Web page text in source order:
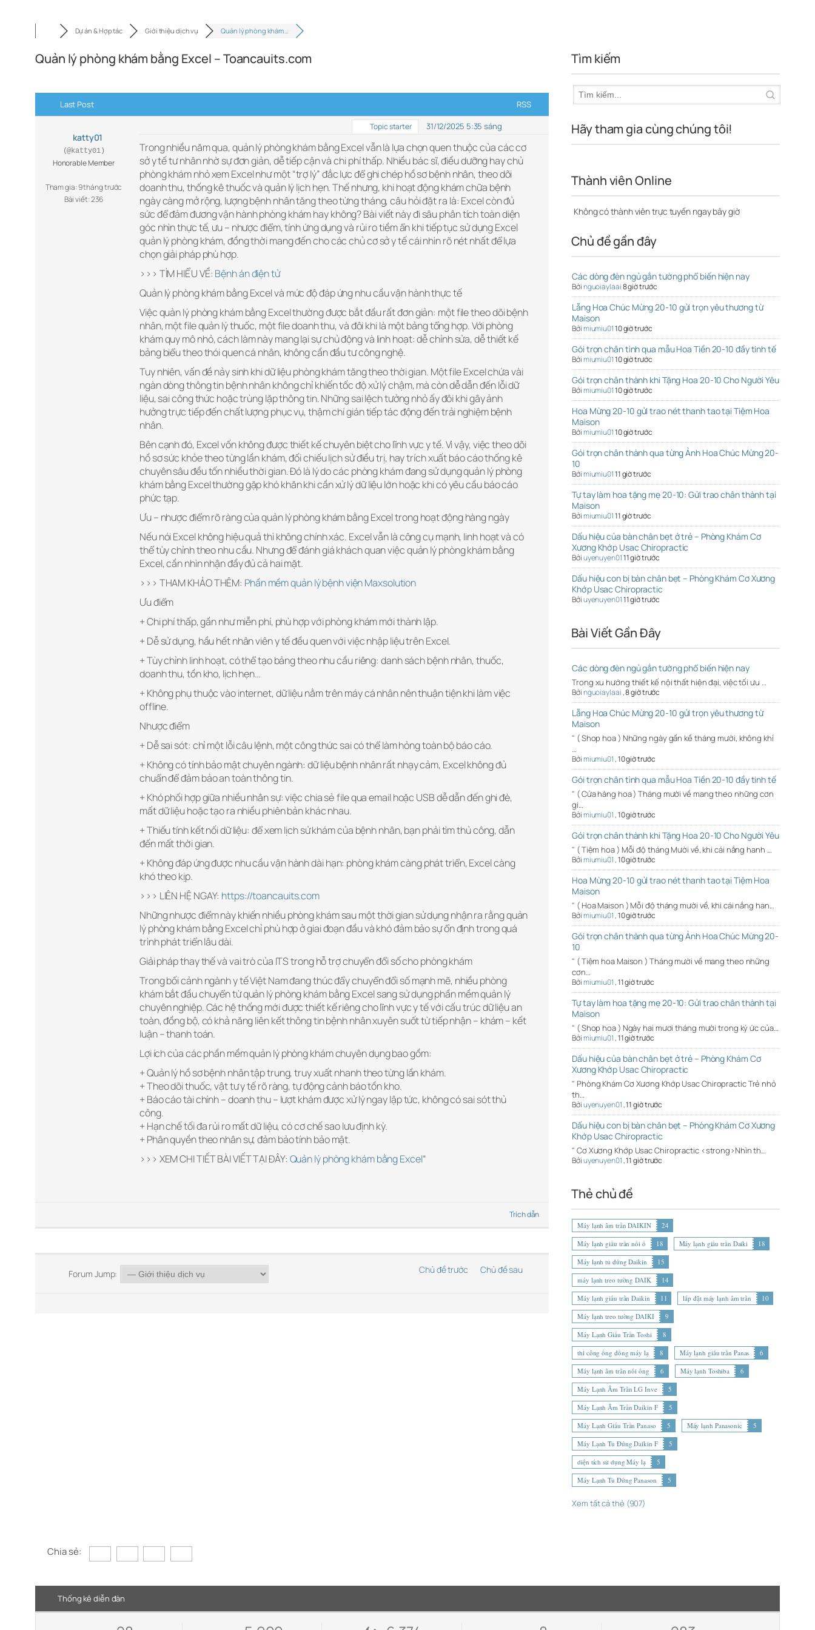
Dự án & Hợp tác Giới thiệu dịch vụ Quản lý phòng khám …
Quản lý phòng khám bằng Excel – Toancauits.com
Last Post RSS
katty01
(@katty01)
Honorable Member
Tham gia: 9 tháng trước
Bài viết: 236
Topic starter 31/12/2025 5:35 sáng
Trong nhiều năm qua, quản lý phòng khám bằng Excel vẫn là lựa chọn quen thuộc của các cơ
sở y tế tư nhân nhờ sự đơn giản, dễ tiếp cận và chi phí thấp. Nhiều bác sĩ, điều dưỡng hay chủ
phòng khám nhỏ xem Excel như một “trợ lý” đắc lực để ghi chép hồ sơ bệnh nhân, theo dõi
doanh thu, thống kê thuốc và quản lý lịch hẹn. Thế nhưng, khi hoạt động khám chữa bệnh
ngày càng mở rộng, lượng bệnh nhân tăng theo từng tháng, câu hỏi đặt ra là: Excel còn đủ
sức để đảm đương vận hành phòng khám hay không? Bài viết này đi sâu phân tích toàn diện
góc nhìn thực tế, ưu – nhược điểm, tính ứng dụng và rủi ro tiềm ẩn khi tiếp tục sử dụng Excel
quản lý phòng khám, đồng thời mang đến cho các chủ cơ sở y tế cái nhìn rõ nét nhất để lựa
chọn giải pháp phù hợp.
>>> TÌM HIỂU VỀ: Bệnh án điện tử
Quản lý phòng khám bằng Excel và mức độ đáp ứng nhu cầu vận hành thực tế
Việc quản lý phòng khám bằng Excel thường được bắt đầu rất đơn giản: một file theo dõi bệnh
nhân, một file quản lý thuốc, một file doanh thu, và đôi khi là một bảng tổng hợp. Với phòng
khám quy mô nhỏ, cách làm này mang lại sự chủ động và linh hoạt: dễ chỉnh sửa, dễ thiết kế
bảng biểu theo thói quen cá nhân, không cần đầu tư công nghệ.
Tuy nhiên, vấn đề nảy sinh khi dữ liệu phòng khám tăng theo thời gian. Một file Excel chứa vài
ngàn dòng thông tin bệnh nhân không chỉ khiến tốc độ xử lý chậm, mà còn dễ dẫn đến lỗi dữ
liệu, sai công thức hoặc trùng lặp thông tin. Những sai lệch tưởng nhỏ ấy đôi khi gây ảnh
hưởng trực tiếp đến chất lượng phục vụ, thậm chí gián tiếp tác động đến trải nghiệm bệnh
nhân.
Bên cạnh đó, Excel vốn không được thiết kế chuyên biệt cho lĩnh vực y tế. Vì vậy, việc theo dõi
hồ sơ sức khỏe theo từng lần khám, đối chiếu lịch sử điều trị, hay trích xuất báo cáo thống kê
chuyên sâu đều tốn nhiều thời gian. Đó là lý do các phòng khám đang sử dụng quản lý phòng
khám bằng Excel thường gặp khó khăn khi cần xử lý dữ liệu lớn hoặc khi có yêu cầu báo cáo
phức tạp.
Ưu – nhược điểm rõ ràng của quản lý phòng khám bằng Excel trong hoạt động hàng ngày
Nếu nói Excel không hiệu quả thì không chính xác. Excel vẫn là công cụ mạnh, linh hoạt và có
thể tùy chỉnh theo nhu cầu. Nhưng để đánh giá khách quan việc quản lý phòng khám bằng
Excel, cần nhìn nhận đầy đủ cả hai mặt.
>>> THAM KHẢO THÊM: Phần mềm quản lý bệnh viện Maxsolution
Ưu điểm
+ Chi phí thấp, gần như miễn phí, phù hợp với phòng khám mới thành lập.
+ Dễ sử dụng, hầu hết nhân viên y tế đều quen với việc nhập liệu trên Excel.
+ Tùy chỉnh linh hoạt, có thể tạo bảng theo nhu cầu riêng: danh sách bệnh nhân, thuốc,
doanh thu, tồn kho, lịch hẹn…
+ Không phụ thuộc vào internet, dữ liệu nằm trên máy cá nhân nên thuận tiện khi làm việc
offline.
Nhược điểm
+ Dễ sai sót: chỉ một lỗi câu lệnh, một công thức sai có thể làm hỏng toàn bộ báo cáo.
+ Không có tính bảo mật chuyên ngành: dữ liệu bệnh nhân rất nhạy cảm, Excel không đủ
chuẩn để đảm bảo an toàn thông tin.
+ Khó phối hợp giữa nhiều nhân sự: việc chia sẻ file qua email hoặc USB dễ dẫn đến ghi đè,
mất dữ liệu hoặc tạo ra nhiều phiên bản khác nhau.
+ Thiếu tính kết nối dữ liệu: để xem lịch sử khám của bệnh nhân, bạn phải tìm thủ công, dẫn
đến mất thời gian.
+ Không đáp ứng được nhu cầu vận hành dài hạn: phòng khám càng phát triển, Excel càng
khó theo kịp.
>>> LIÊN HỆ NGAY: https://toancauits.com
Những nhược điểm này khiến nhiều phòng khám sau một thời gian sử dụng nhận ra rằng quản
lý phòng khám bằng Excel chỉ phù hợp ở giai đoạn đầu và khó đảm bảo sự ổn định trong quá
trình phát triển lâu dài.
Giải pháp thay thế và vai trò của ITS trong hỗ trợ chuyển đổi số cho phòng khám
Trong bối cảnh ngành y tế Việt Nam đang thúc đẩy chuyển đổi số mạnh mẽ, nhiều phòng
khám bắt đầu chuyển từ quản lý phòng khám bằng Excel sang sử dụng phần mềm quản lý
chuyên nghiệp. Các hệ thống mới được thiết kế riêng cho lĩnh vực y tế với cấu trúc dữ liệu an
toàn, đồng bộ, có khả năng liên kết thông tin bệnh nhân xuyên suốt từ tiếp nhận – khám – kết
luận – thanh toán.
Lợi ích của các phần mềm quản lý phòng khám chuyên dụng bao gồm:
+ Quản lý hồ sơ bệnh nhân tập trung, truy xuất nhanh theo từng lần khám.
+ Theo dõi thuốc, vật tư y tế rõ ràng, tự động cảnh báo tồn kho.
+ Báo cáo tài chính – doanh thu – lượt khám được xử lý ngay lập tức, không có sai sót thủ
công.
+ Hạn chế tối đa rủi ro mất dữ liệu, có cơ chế sao lưu định kỳ.
+ Phân quyền theo nhân sự, đảm bảo tính bảo mật.
>>> XEM CHI TIẾT BÀI VIẾT TẠI ĐÂY: Quản lý phòng khám bằng Excel“
Trích dẫn
Forum Jump: Chủ đề trước Chủ đề sau
Tìm kiếm
Hãy tham gia cùng chúng tôi!
Thành viên Online
Không có thành viên trực tuyến ngay bây giờ
Chủ đề gần đây
Các dòng đèn ngủ gắn tường phổ biến hiện nay
Bởinguoiaylaai8 giờ trước
Lẵng Hoa Chúc Mừng 20-10 gửi trọn yêu thương từ
Maison
Bởimiumiu0110 giờ trước
Gói trọn chân tình qua mẫu Hoa Tiền 20-10 đầy tinh tế
Bởimiumiu0110 giờ trước
Gói trọn chân thành khi Tặng Hoa 20-10 Cho Người Yêu
Bởimiumiu0110 giờ trước
Hoa Mừng 20-10 gửi trao nét thanh tao tại Tiệm Hoa
Maison
Bởimiumiu0110 giờ trước
Gói trọn chân thành qua từng Ảnh Hoa Chúc Mừng 20-
10
Bởimiumiu0111 giờ trước
Tự tay làm hoa tặng mẹ 20-10: Gửi trao chân thành tại
Maison
Bởimiumiu0111 giờ trước
Dấu hiệu của bàn chân bẹt ở trẻ – Phòng Khám Cơ
Xương Khớp Usac Chiropractic
Bởiuyenuyen0111 giờ trước
Dấu hiệu con bị bàn chân bẹt – Phòng Khám Cơ Xương
Khớp Usac Chiropractic
Bởiuyenuyen0111 giờ trước
Bài Viết Gần Đây
Các dòng đèn ngủ gắn tường phổ biến hiện nay
Trong xu hướng thiết kế nội thất hiện đại, việc tối ưu …
Bởinguoiaylaai,8 giờ trước
Lẵng Hoa Chúc Mừng 20-10 gửi trọn yêu thương từ
Maison
" ( Shop hoa ) Những ngày gần kề tháng mười, không khí
…
Bởimiumiu01,10 giờ trước
Gói trọn chân tình qua mẫu Hoa Tiền 20-10 đầy tinh tế
" ( Cửa hàng hoa ) Tháng mười về mang theo những cơn
gi…
Bởimiumiu01,10 giờ trước
Gói trọn chân thành khi Tặng Hoa 20-10 Cho Người Yêu
" ( Tiệm hoa ) Mỗi độ tháng Mười về, khi cái nắng hanh …
Bởimiumiu01,10 giờ trước
Hoa Mừng 20-10 gửi trao nét thanh tao tại Tiệm Hoa
Maison
" ( Hoa Maison ) Mỗi độ tháng mười về, khi cái nắng han…
Bởimiumiu01,10 giờ trước
Gói trọn chân thành qua từng Ảnh Hoa Chúc Mừng 20-
10
" ( Tiệm hoa Maison ) Tháng mười về mang theo những
cơn…
Bởimiumiu01,11 giờ trước
Tự tay làm hoa tặng mẹ 20-10: Gửi trao chân thành tại
Maison
" ( Shop hoa ) Ngày hai mươi tháng mười trong ký ức của…
Bởimiumiu01,11 giờ trước
Dấu hiệu của bàn chân bẹt ở trẻ – Phòng Khám Cơ
Xương Khớp Usac Chiropractic
" Phòng Khám Cơ Xương Khớp Usac Chiropractic Trẻ nhỏ
th…
Bởiuyenuyen01,11 giờ trước
Dấu hiệu con bị bàn chân bẹt – Phòng Khám Cơ Xương
Khớp Usac Chiropractic
" Cơ Xương Khớp Usac Chiropractic <strong>Nhìn th…
Bởiuyenuyen01,11 giờ trước
Thẻ chủ đề
Máy lạnh âm trần DAIKIN
24
Máy lạnh giấu trần nối ố
18 Máy lạnh giấu trần Daiki
18
Máy lạnh tủ đứng Daikin
15
máy lạnh treo tường DAIK
14
Máy lạnh giấu trần Daikin
11 lắp đặt máy lạnh âm trần
10
Máy lạnh treo tường DAIKI
9
Máy Lạnh Giấu Trần Toshi
8
thi công ống đồng máy lạ
8 Máy lạnh giấu trần Panas
6
Máy lạnh âm trần nối ống
6 Máy lạnh Toshiba
6
Máy Lạnh Âm Trần LG Inve
5
Máy Lạnh Âm Trần Daikin F
5
Máy Lạnh Giấu Trần Panaso
5 Máy lạnh Panasonic
5
Máy Lạnh Tủ Đứng Daikin F
5
diện tích sử dụng Máy lạ
5
Máy Lạnh Tủ Đứng Panason
5
Xem tất cả thẻ (907)
Chia sẻ:
Thống kê diễn đàn